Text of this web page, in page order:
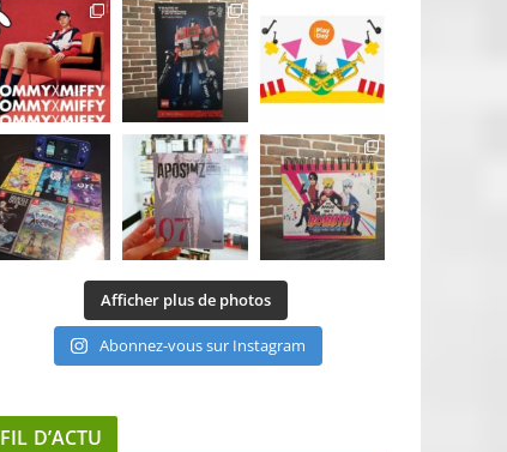
Afficher plus de photos
Abonnez-vous sur Instagram
FIL D’ACTU